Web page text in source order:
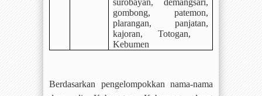
surobayan, demangsari,
gombong, patemon,
plarangan, panjatan,
kajoran, Totogan,
Kebumen
Berdasarkan pengelompokkan nama-nama